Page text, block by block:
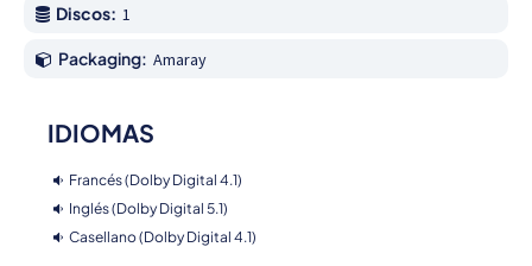
Discos: 1
Packaging: Amaray
IDIOMAS
Francés (Dolby Digital 4.1)
Inglés (Dolby Digital 5.1)
Casellano (Dolby Digital 4.1)